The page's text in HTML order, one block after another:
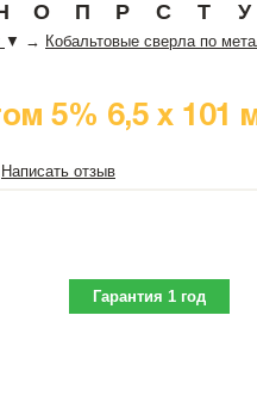
О П Р С Т У
▼ → Кобальтовые сверла по
5% 6,5 x 101
Написать отзыв
Гарантия 1 год